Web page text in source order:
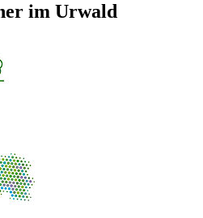
im Urwald